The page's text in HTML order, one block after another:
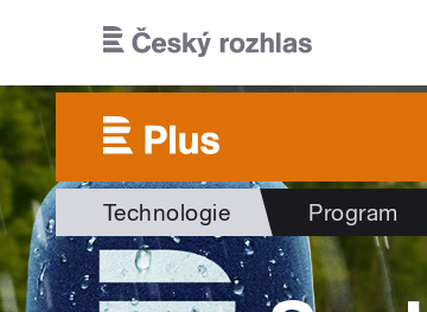
Technologie Program